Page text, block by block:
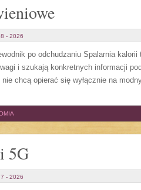
- 2026
po odchudzaniu Spalarnia
i szukają konkretnych informacji
chcą opierać się wyłącznie na
5G
- 2026